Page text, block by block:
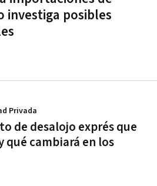
investiga posibles
de desalojo exprés que
qué cambiará en los
Privada